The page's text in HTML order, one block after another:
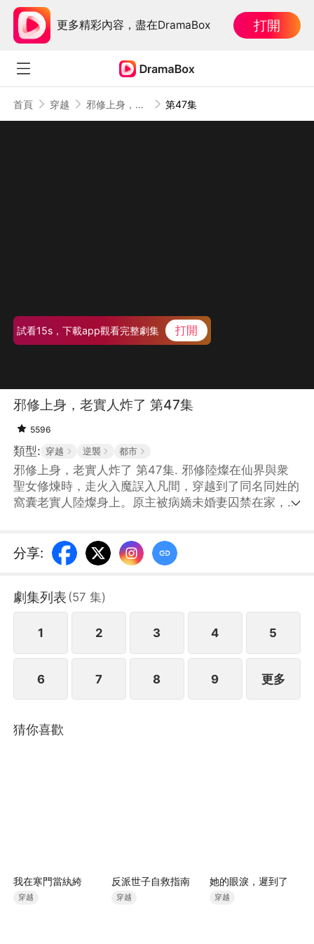
更多精彩內容，盡在DramaBox 打開
首頁 穿越 邪修上身，老實人炸了 第47集
試看15s，下載app觀看完整劇集 打開
邪修上身，老實人炸了 第47集
5596
類型: 穿越 逆襲 都市
邪修上身，老實人炸了 第47集. 邪修陸燦在仙界與衆
聖女修煉時，走火入魔誤入凡間，穿越到了同名同姓的
窩囊老實人陸燦身上。原主被病嬌未婚妻囚禁在家，不
修大能附體的這天夜裏，病嬌未婚妻推開他的房門，這
個一向懦弱的未婚夫，猛得發邪。
分享:
劇集列表 (57 集)
1 2 3 4 5
6 7 8 9 更多
猜你喜歡
我在寒門當紈絝
穿越
反派世子自救指南
穿越
她的眼淚，遲到了
穿越